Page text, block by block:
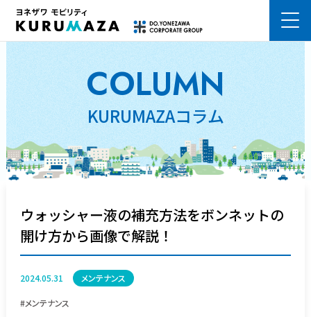
熊本市の車検はKURUMAZA ヨネザワモビリティ株式会社
KURUMAZAコラム
COLUMN
ウォッシャー液の補充方法をボンネットの
開け方から画像で解説！
2024.05.31 メンテナンス
#メンテナンス